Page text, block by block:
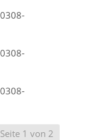
Seite 1 von 2